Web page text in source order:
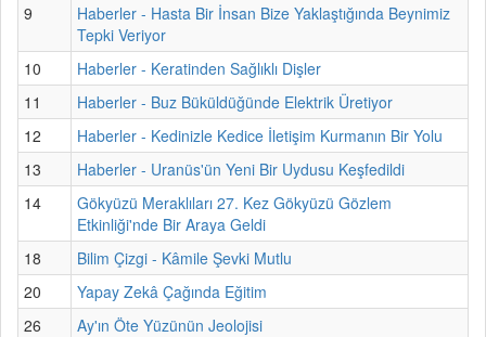
9
Haberler - Hasta Bir İnsan Bize Yaklaştığında Beynimiz
Tepki Veriyor
10
Haberler - Keratinden Sağlıklı Dişler
11
Haberler - Buz Büküldüğünde Elektrik Üretiyor
12
Haberler - Kedinizle Kedice İletişim Kurmanın Bir Yolu
13
Haberler - Uranüs'ün Yeni Bir Uydusu Keşfedildi
14
Gökyüzü Meraklıları 27. Kez Gökyüzü Gözlem
Etkinliği'nde Bir Araya Geldi
18
Bilim Çizgi - Kâmile Şevki Mutlu
20
Yapay Zekâ Çağında Eğitim
26
Ay'ın Öte Yüzünün Jeolojisi